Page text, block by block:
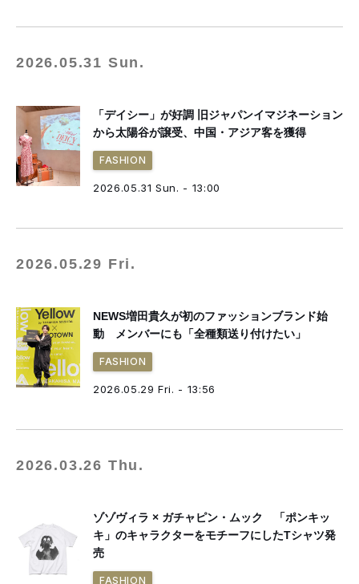
2026.05.31 Sun.
「デイシー」が好調 旧ジャパンイマジネーション
から太陽谷が譲受、中国・アジア客を獲得
FASHION
2026.05.31 Sun. - 13:00
2026.05.29 Fri.
NEWS増田貴久が初のファッションブランド始
動 メンバーにも「全種類送り付けたい」
FASHION
2026.05.29 Fri. - 13:56
2026.03.26 Thu.
ゾゾヴィラ × ガチャピン・ムック 「ポンキッ
キ」のキャラクターをモチーフにしたTシャツ発
売
FASHION